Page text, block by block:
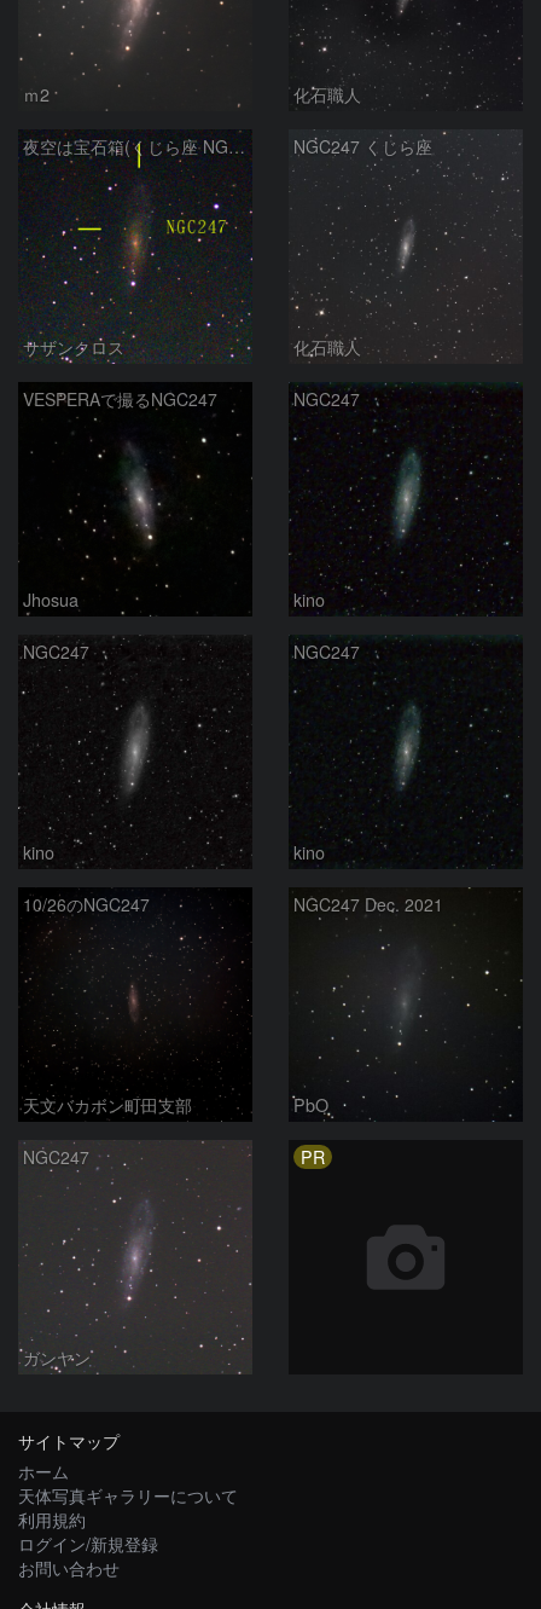
ｍ2 化石職人
夜空は宝石箱(くじら座 NGC247) Seestar50
サザンクロス
NGC247 くじら座
化石職人
VESPERAで撮るNGC247
Jhosua
NGC247
kino
NGC247
kino
NGC247
kino
10/26のNGC247
天文バカボン町田支部
NGC247 Dec. 2021
PbO
NGC247
ガンヤン
PR
サイトマップ
ホーム
天体写真ギャラリーについて
利用規約
ログイン/新規登録
お問い合わせ